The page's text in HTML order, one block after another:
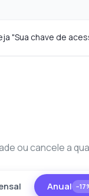
"Sua chave de
ou cancele a
Anual